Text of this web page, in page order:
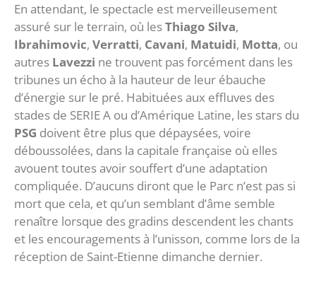
En attendant, le spectacle est merveilleusement
assuré sur le terrain, où lesThiago Silva,
Ibrahimovic, Verratti, Cavani, Matuidi, Motta, ou
autres Lavezzi ne trouvent pas forcément dans les
tribunes un écho à la hauteur de leur ébauche
d’énergie sur le pré. Habituées aux effluves des
stades de SERIE A ou d’Amérique Latine, les stars du
PSG doivent être plus que dépaysées, voire
déboussolées, dans la capitale française où elles
avouent toutes avoir souffert d’une adaptation
compliquée. D’aucuns diront que le Parc n’est pas si
mort que cela, et qu’un semblant d’âme semble
renaître lorsque des gradins descendent les chants
et les encouragements à l’unisson, comme lors de la
réception de Saint-Etienne dimanche dernier.